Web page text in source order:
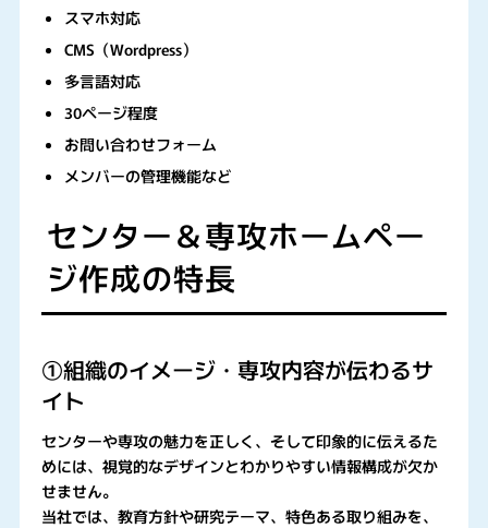
スマホ対応
CMS（Wordpress）
多言語対応
30ページ程度
お問い合わせフォーム
メンバーの管理機能など
センター＆専攻ホームペー
ジ作成の特長
①組織のイメージ・専攻内容が伝わるサ
イト
センターや専攻の魅力を正しく、そして印象的に伝えるた
めには、視覚的なデザインとわかりやすい情報構成が欠か
せません。
当社では、教育方針や研究テーマ、特色ある取り組みを、